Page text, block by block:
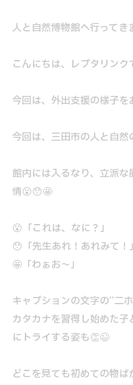
人と自然博物館へ行ってき
こんにちは、レプタリンク
今回は、外出支援の様子を
今回は、三田市の人と自
館内には入るなり、立派
情😮😯🤩
😮「これは、なに？」
😯「先生あれ！あれみて！」
🤩「わぁお～」
キャプションの文字の”二
カタカナを習得し始めた
にトライする姿も👏😉
どこを見ても初めての物